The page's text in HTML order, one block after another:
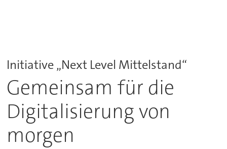
Initiative „Next Level Mittelstand“
Gemeinsam für die
Digitalisierung von
morgen